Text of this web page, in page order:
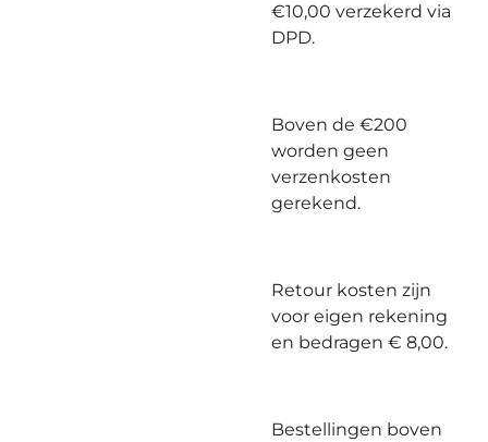
€10,00 verzekerd via
DPD.
Boven de €200
worden geen
verzenkosten
gerekend.
Retour kosten zijn
voor eigen rekening
en bedragen € 8,00.
Bestellingen boven